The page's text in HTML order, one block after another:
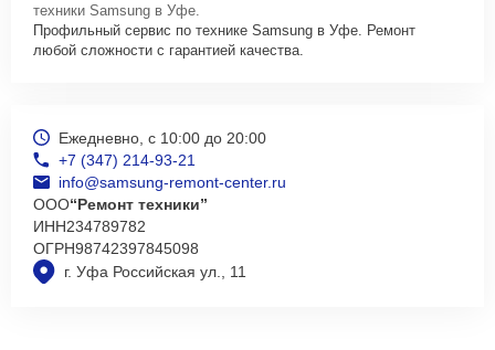
техники Samsung в Уфе.
Профильный сервис по технике Samsung в Уфе. Ремонт
любой сложности с гарантией качества.
г. Уфа Российская ул., 11
Ежедневно, с 10:00 до 20:00
+7 (347) 214-93-21
info@samsung-remont-center.ru
ООО“Ремонт техники”
ИНН234789782
ОГРН98742397845098